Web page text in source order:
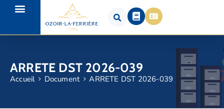
ARRETE DST 2026-039
Accueil Document ARRETE DST 2026-039